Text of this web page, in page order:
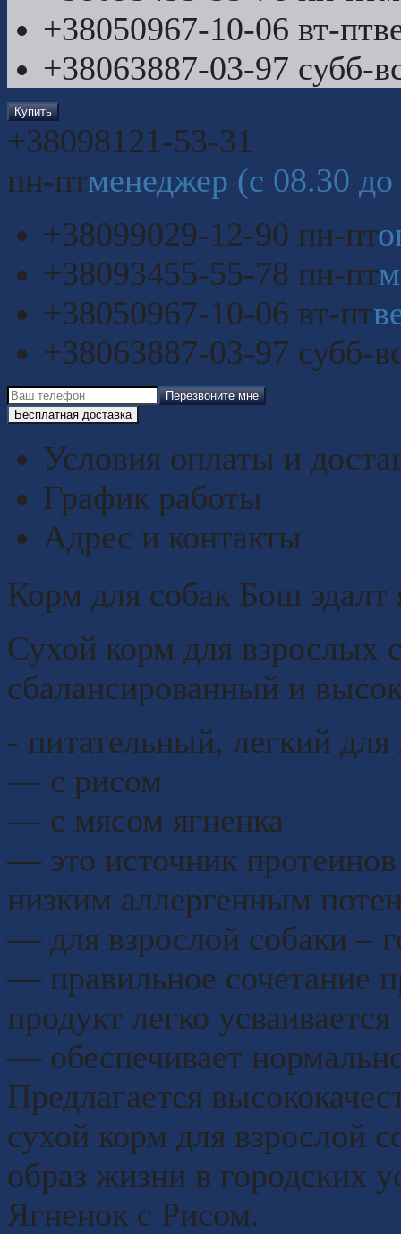
+38050967-10-06 вт-пт
+38063887-03-97 субб-
Купить
+38098121-53-31
пн-птменеджер (с 08.30
+38099029-12-90 пн-пт
+38093455-55-78 пн-пт
+38050967-10-06 вт-пт
+38063887-03-97 субб-
Перезвоните мне
Бесплатная доставка
Условия оплаты и
График работы
Адрес и контакты
Корм для собак Бош эдалт
Сухой корм для взрослых
сбалансированный и
- питательный, легкий для
― с рисом
― с мясом ягненка
― это источник
низким аллергенным
― для взрослой собаки –
― правильное сочетание
продукт легко усваивается
― обеспечивает
Предлагается
сухой корм для взрослой
образ жизни в
Ягненок с Рисом.